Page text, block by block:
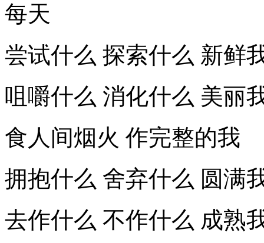
每天
尝试什么 探索什么 新鲜
咀嚼什么 消化什么 美丽
食人间烟火 作完整的我
拥抱什么 舍弃什么 圆满
去作什么 不作什么 成熟